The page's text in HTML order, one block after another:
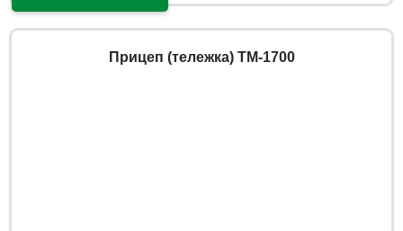
Прицеп (тележка) ТМ-1700